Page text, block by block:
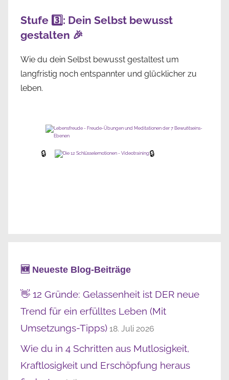
Stufe 3️⃣: Dein Selbst bewusst
gestalten 🎉
Wie du dein Selbst bewusst gestaltest um
langfristig noch entspannter und glücklicher zu
leben.
🔒 🔒
🆕 Neueste Blog-Beiträge
👋 12 Gründe: Gelassenheit ist DER neue
Trend für ein erfülltes Leben (Mit
Umsetzungs-Tipps) 18. Juli 2026
Wie du in 4 Schritten aus Mutlosigkeit,
Kraftlosigkeit und Erschöpfung heraus